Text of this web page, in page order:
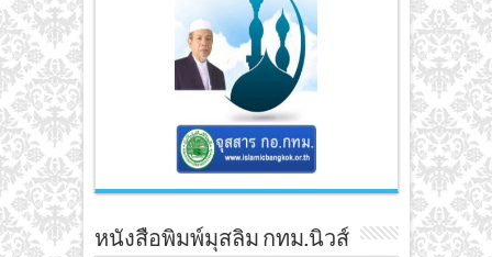
หนังสือพิมพ์มุสลิม กทม.นิวส์